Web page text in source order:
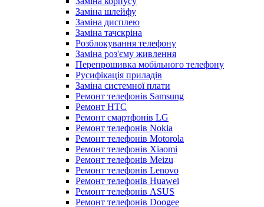
Заміна шлейфу
Заміна дисплею
Заміна тачскріна
Розблокування телефону
Заміна роз'єму живлення
Перепрошивка мобільного телефону
Русифікація приладів
Заміна системної плати
Ремонт телефонів Samsung
Ремонт HTC
Ремонт смартфонів LG
Ремонт телефонів Nokia
Ремонт телефонів Motorola
Ремонт телефонів Xiaomi
Ремонт телефонів Meizu
Ремонт телефонів Lenovo
Ремонт телефонів Huawei
Ремонт телефонів ASUS
Ремонт телефонів Doogee